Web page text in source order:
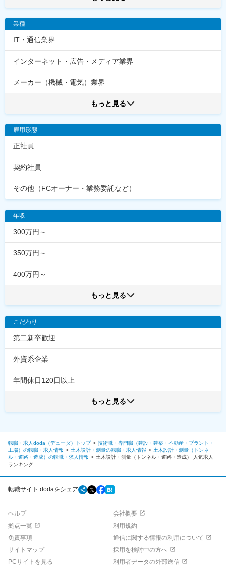
業種
IT・通信業界
インターネット・広告・メディア業界
メーカー（機械・電気）業界
もっと見る
雇用形態
正社員
契約社員
その他（FCオーナー・業務委託など）
年収
300万円～
350万円～
400万円～
もっと見る
こだわり
第二新卒歓迎
外資系企業
年間休日120日以上
もっと見る
転職・求人doda（デューダ）トップ
技術職・専門職（建設・建築・不動産・プラント・
工場）の転職・求人情報
土木設計・測量の転職・求人情報
土木設計・測量（トンネ
ル・道路・造成）の転職・求人情報
土木設計・測量（トンネル・道路・造成）
人気求人
ランキング
転職サイト dodaをシェア
ヘルプ
会社概要
拠点一覧
利用規約
免責事項
通信に関する情報の利用について
サイトマップ
採用を検討中の方へ
PCサイトを見る
利用者データの外部送信